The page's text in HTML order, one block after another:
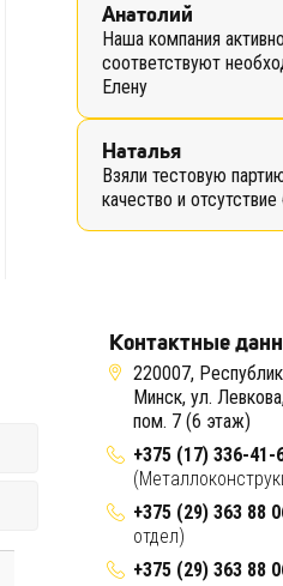
Анатолий
Наша компания
соответствуют
Елену
Наталья
Взяли тестовую
качество и
Контактные
220007,
Минск, ул.
пом. 7 (6 этаж)
+375 (17) 336-41-
+375 (29) 363 88
отдел)
+375 (29) 363 88